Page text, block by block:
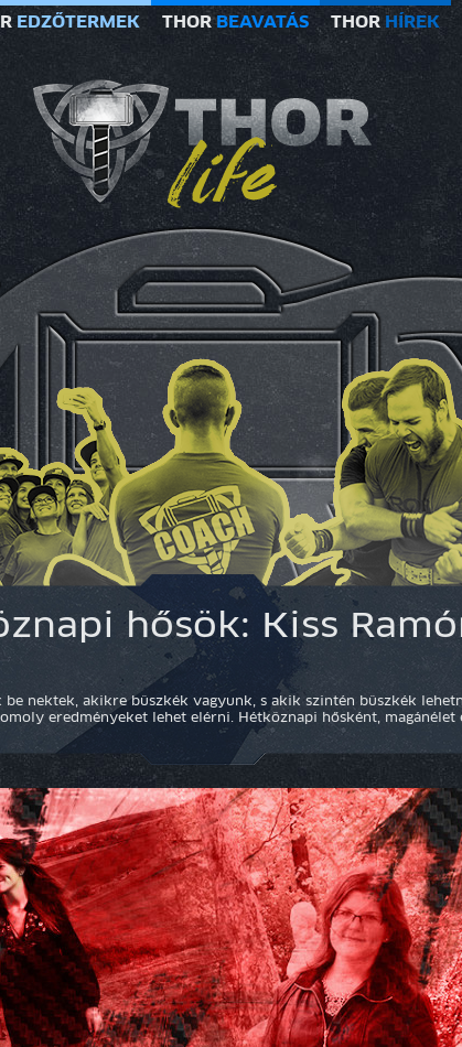
EDZŐTERMEK THORBEAVATÁS THOR HÍREK
hősök: Kiss
nektek, akikre büszkék vagyunk, s akik szintén büszkék
eredményeket lehet elérni. Hétköznapi hősként, magánélet